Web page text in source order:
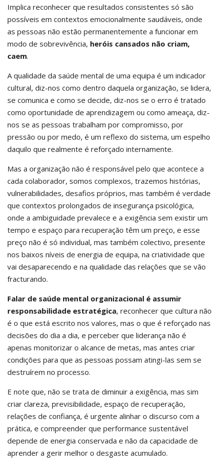
Implica reconhecer que resultados consistentes só são
possíveis em contextos emocionalmente saudáveis, onde
as pessoas não estão permanentemente a funcionar em
modo de sobrevivência, heróis cansados não criam,
caem.
A qualidade da saúde mental de uma equipa é um indicador
cultural, diz-nos como dentro daquela organização, se lidera,
se comunica e como se decide, diz-nos se o erro é tratado
como oportunidade de aprendizagem ou como ameaça, diz-
nos se as pessoas trabalham por compromisso, por
pressão ou por medo, é um reflexo do sistema, um espelho
daquilo que realmente é reforçado internamente.
Mas a organização não é responsável pelo que acontece a
cada colaborador, somos complexos, trazemos histórias,
vulnerabilidades, desafios próprios, mas também é verdade
que contextos prolongados de insegurança psicológica,
onde a ambiguidade prevalece e a exigência sem existir um
tempo e espaço para recuperação têm um preço, e esse
preço não é só individual, mas também colectivo, presente
nos baixos níveis de energia de equipa, na criatividade que
vai desaparecendo e na qualidade das relações que se vão
fracturando.
Falar de saúde mental organizacional é assumir
responsabilidade estratégica, reconhecer que cultura não
é o que está escrito nos valores, mas o que é reforçado nas
decisões do dia a dia, e perceber que liderança não é
apenas monitorizar o alcance de metas, mas antes criar
condições para que as pessoas possam atingi-las sem se
destruírem no processo.
E note que, não se trata de diminuir a exigência, mas sim
criar clareza, previsibilidade, espaço de recuperação,
relações de confiança, é urgente alinhar o discurso com a
prática, e compreender que performance sustentável
depende de energia conservada e não da capacidade de
aprender a gerir melhor o desgaste acumulado.